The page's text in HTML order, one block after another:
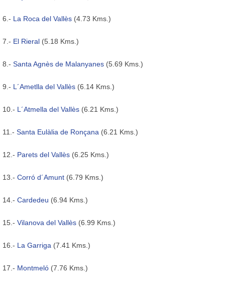
6.- La Roca del Vallès (4.73 Kms.)
7.- El Rieral (5.18 Kms.)
8.- Santa Agnès de Malanyanes (5.69 Kms.)
9.- L´Ametlla del Vallès (6.14 Kms.)
10.- L´Atmella del Vallès (6.21 Kms.)
11.- Santa Eulàlia de Ronçana (6.21 Kms.)
12.- Parets del Vallès (6.25 Kms.)
13.- Corró d´Amunt (6.79 Kms.)
14.- Cardedeu (6.94 Kms.)
15.- Vilanova del Vallès (6.99 Kms.)
16.- La Garriga (7.41 Kms.)
17.- Montmeló (7.76 Kms.)